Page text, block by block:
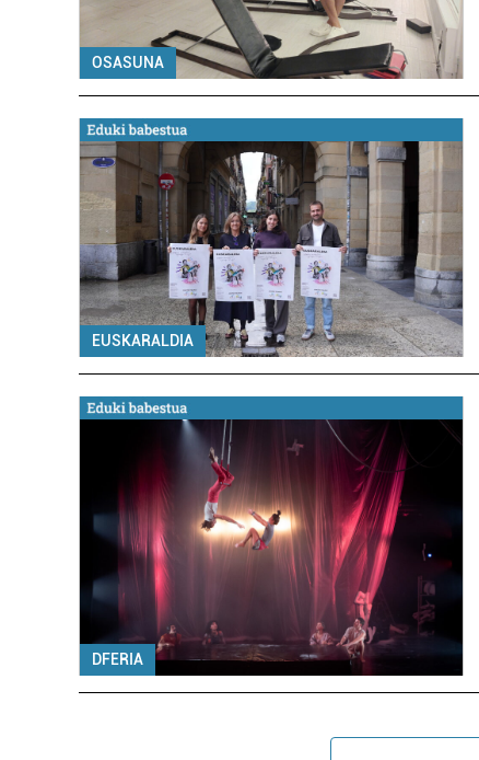
OSASUNA
EUSKARALDIA
DFERIA